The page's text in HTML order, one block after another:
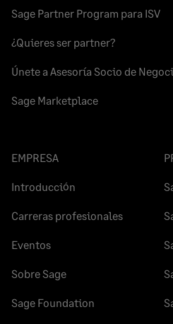
Sage Partner Program para ISV
¿Quieres ser partner?
Únete a Asesoría Socio de
Sage Marketplace
EMPRESA
Introducción
Carreras profesionales
Eventos
Sobre Sage
Sage Foundation